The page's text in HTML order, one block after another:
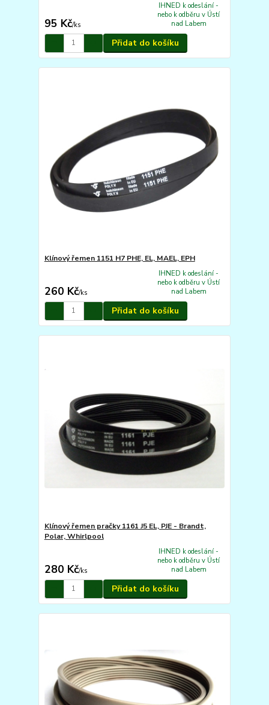
95 Kč/ks
IHNED k odeslání -
nebo k odběru v Ústí
nad Labem
Přidat do košíku
Klínový řemen 1151 H7 PHE, EL, MAEL, EPH
260 Kč/ks
IHNED k odeslání -
nebo k odběru v Ústí
nad Labem
Přidat do košíku
Klínový řemen pračky 1161 J5 EL, PJE - Brandt,
Polar, Whirlpool
280 Kč/ks
IHNED k odeslání -
nebo k odběru v Ústí
nad Labem
Přidat do košíku